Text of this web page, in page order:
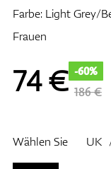
Farbe: Light Grey/
Frauen
74€ -60%
186 €
Wählen Sie UK